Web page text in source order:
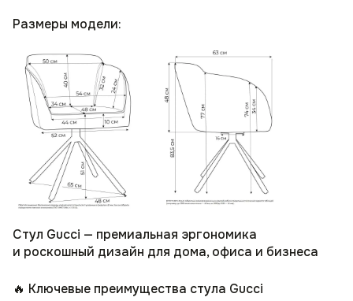
Размеры модели:
Стул Gucci — премиальная эргономика
и роскошный дизайн для дома, офиса и бизнеса
🔥 Ключевые преимущества стула Gucci